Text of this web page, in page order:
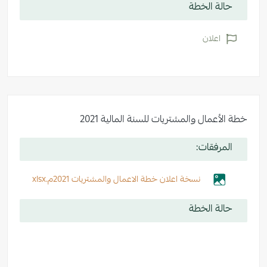
حالة الخطة
اعلان
خطة الأعمال والمشتريات للسنة المالية 2021
المرفقات:
نسخة اعلان خطة الاعمال والمشتريات 2021م.xlsx
حالة الخطة